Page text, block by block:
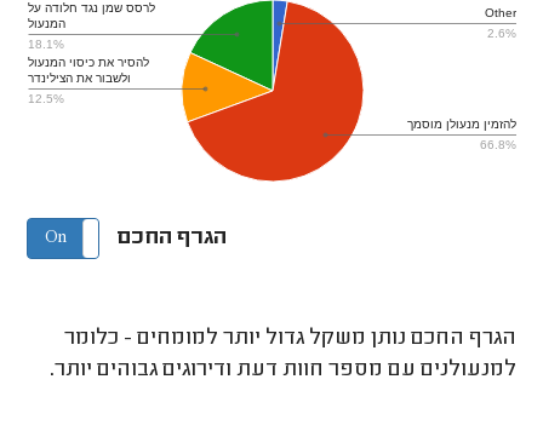
Other
2.6%
להזמין מנעולן מוסמך
66.8%
להסיר את כיסוי המנעול
ולשבור את הצילינדר
12.5%
לרסס שמן נגד חלודה על
המנעול
18.1%
הגרף החכם On Off
הגרף החכם נותן משקל גדול יותר למומחים - כלומר
למנעולנים עם מספר חוות דעת ודירוגים גבוהים יותר.